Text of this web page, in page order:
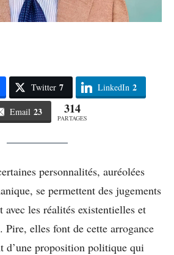
Twitter 7 LinkedIn 2
Email 23 314
PARTAGES
personnalités, auréolées
se permettent des jugements
avec les réalités existentielles et
elles font de cette arrogance
d’une proposition politique qui